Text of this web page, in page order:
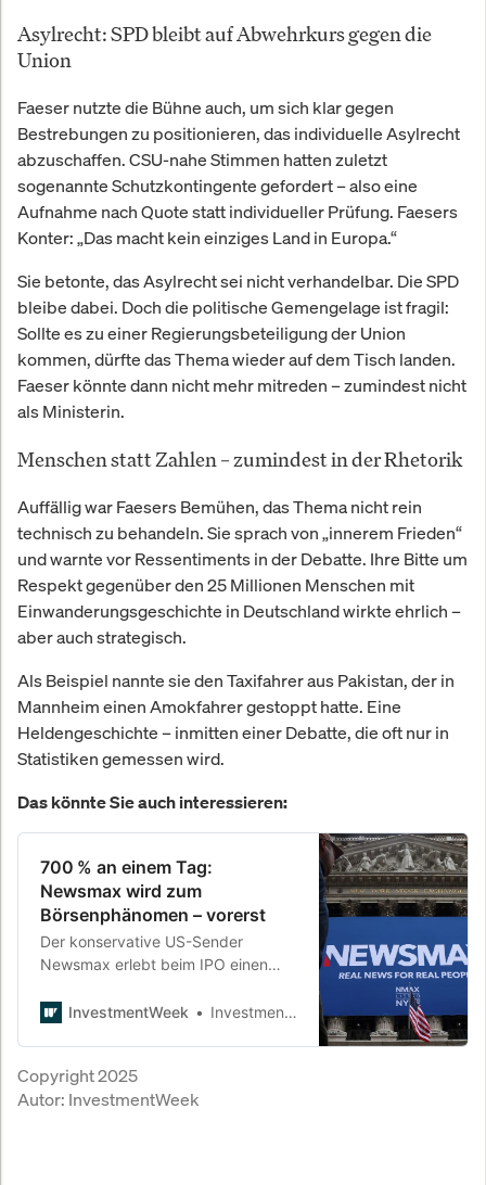
Asylrecht: SPD bleibt auf Abwehrkurs gegen die
Union
Faeser nutzte die Bühne auch, um sich klar gegen
Bestrebungen zu positionieren, das individuelle Asylrecht
abzuschaffen. CSU-nahe Stimmen hatten zuletzt
sogenannte Schutzkontingente gefordert – also eine
Aufnahme nach Quote statt individueller Prüfung. Faesers
Konter: „Das macht kein einziges Land in Europa.“
Sie betonte, das Asylrecht sei nicht verhandelbar. Die SPD
bleibe dabei. Doch die politische Gemengelage ist fragil:
Sollte es zu einer Regierungsbeteiligung der Union
kommen, dürfte das Thema wieder auf dem Tisch landen.
Faeser könnte dann nicht mehr mitreden – zumindest nicht
als Ministerin.
Menschen statt Zahlen – zumindest in der Rhetorik
Auffällig war Faesers Bemühen, das Thema nicht rein
technisch zu behandeln. Sie sprach von „innerem Frieden“
und warnte vor Ressentiments in der Debatte. Ihre Bitte um
Respekt gegenüber den 25 Millionen Menschen mit
Einwanderungsgeschichte in Deutschland wirkte ehrlich –
aber auch strategisch.
Als Beispiel nannte sie den Taxifahrer aus Pakistan, der in
Mannheim einen Amokfahrer gestoppt hatte. Eine
Heldengeschichte – inmitten einer Debatte, die oft nur in
Statistiken gemessen wird.
Das könnte Sie auch interessieren:
700 % an einem Tag:
Newsmax wird zum
Börsenphänomen – vorerst
Der konservative US-Sender
Newsmax erlebt beim IPO einen
hinter dem Kurshype steckt mehr
Konkurrenz schläft nicht.
InvestmentWeek InvestmentWeek
Copyright 2025
Autor: InvestmentWeek